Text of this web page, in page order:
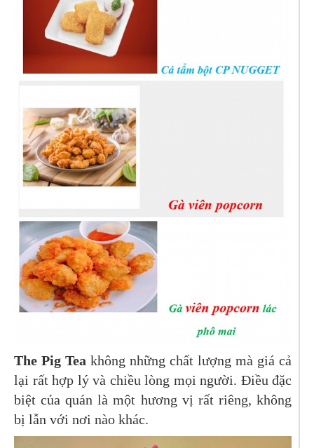
The Pig Tea không những chất lượng mà giá cả
lại rất hợp lý và chiều lòng mọi người. Điều đặc
biệt của quán là một hương vị rất riêng, không
bị lẫn với nơi nào khác.